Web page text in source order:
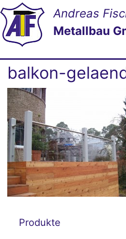
Andreas
Metallbau
balkon-
Produkte